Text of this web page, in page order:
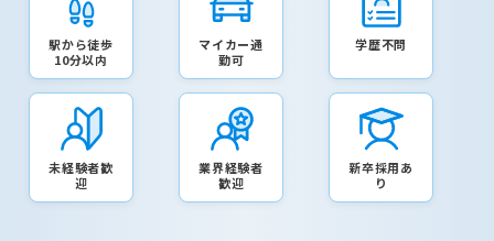
駅から徒歩
10分以内
マイカー通
勤可
学歴不問
未経験者歓
迎
業界経験者
歓迎
新卒採用あ
り